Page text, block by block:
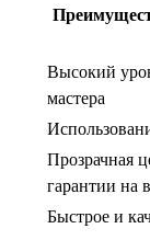
Высокий
мастера
Прозрачная
гарантии на
Быстрое и